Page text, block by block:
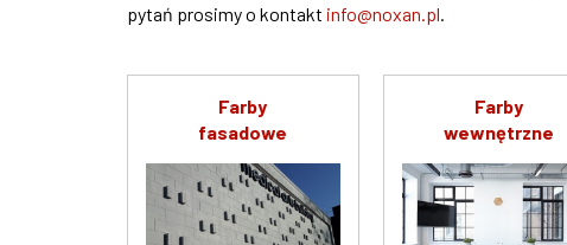
pytań prosimy o kontakt info@noxan.pl.
Farby
fasadowe
Farby
wewnętrzne